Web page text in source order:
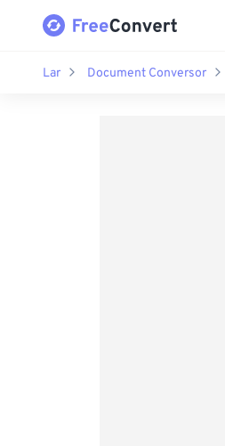
Lar Document Conversor